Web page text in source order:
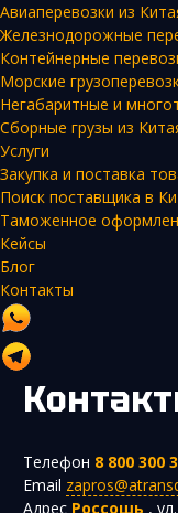
Авиаперевозки из
Железнодорожные
Контейнерные
Морские
Негабаритные и
Сборные грузы из
Услуги
Закупка и поставка
Поиск поставщика в
Таможенное
Кейсы
Блог
Контакты
Телефон 8 800 300
Email
Адрес Россошь ,